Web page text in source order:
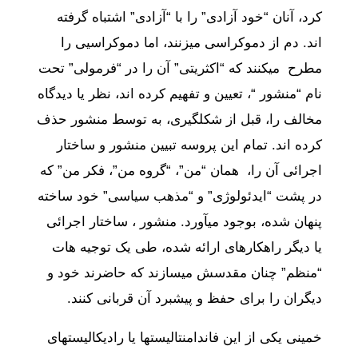
کرد، آنان “خود آزادی” را با “آزادی” اشتباه گرفته
اند. دم از دموکراسی میزنند، اما دموکراسی‎ی را
مطرح میکنند که “اکثریتی” آن را در “فرمولی” تحت
نام “منشور “، تعیین و تفهیم کرده اند، نظر یا دیدگاه
مخالف را، قبل از شکلگیری، به توسط منشور حذف
کرده اند. تمام این پروسه تبیین منشور و ساختار
اجرائی آن را، همان “من”، “گروه من”، فکر من” که
در پشت “ایدئولوژی” و “مذهب سیاسی” خود ساخته
پنهان شده، بوجود میآورد. منشور ، ساختار اجرائی
یا دیگر راهکارهای ارائه شده، طی یک توجیه هات
“منظم” چنان مقدسش میسازند که حاضرند خود و
دیگران را برای حفظ و پیشبرد آن قربانی کنند.
خمینی یکی از این فاندامنتالیستها یا رادیکالیستهای